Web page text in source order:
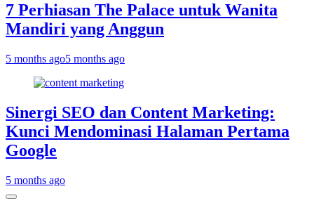
7 Perhiasan The Palace untuk Wanita
Mandiri yang Anggun
5 months ago5 months ago
Sinergi SEO dan Content Marketing:
Kunci Mendominasi Halaman Pertama
Google
5 months ago